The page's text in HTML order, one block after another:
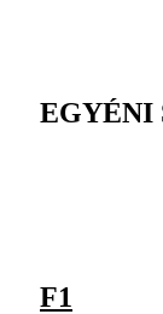
EGYÉNI
F1